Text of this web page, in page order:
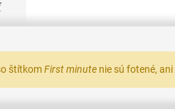
štítkomFirst minute nie sú fotené,